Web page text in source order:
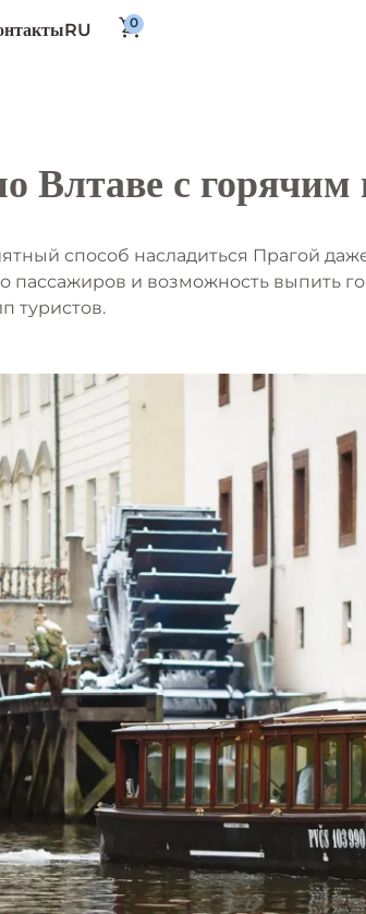
RU
Влтаве с горячим
способ насладиться Прагой
пассажиров и возможность выпить
туристов.